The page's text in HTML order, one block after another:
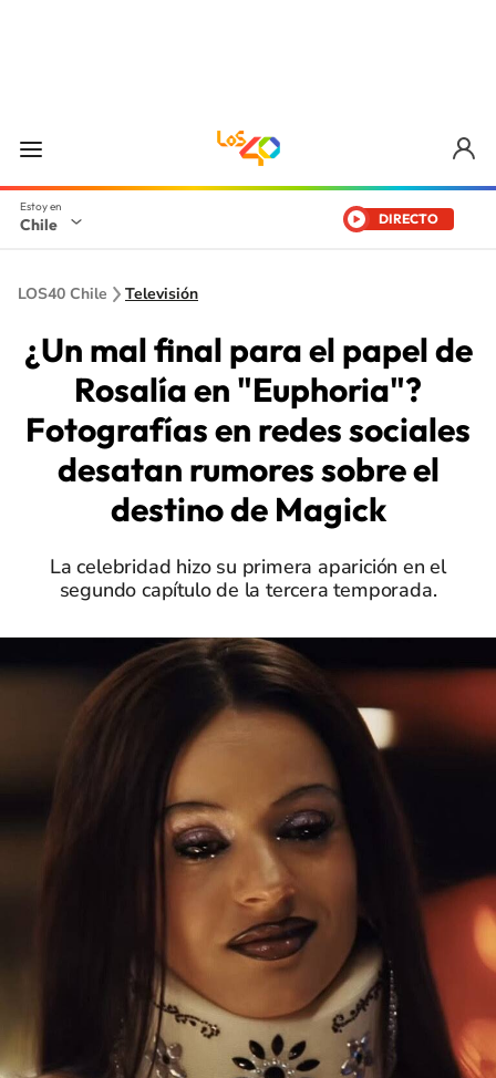
Chile DIRECTO
LOS40 Chile Televisión
¿Un mal final para el papel de
Rosalía en "Euphoria"?
Fotografías en redes sociales
desatan rumores sobre el
destino de Magick
La celebridad hizo su primera aparición en el
segundo capítulo de la tercera temporada.